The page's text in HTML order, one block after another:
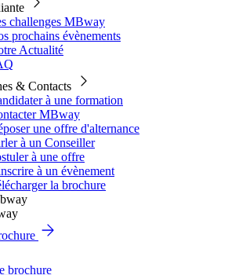
challenges MBway
prochains évènements
Actualité
& Contacts
à une formation
MBway
une offre d'alternance
à un Conseiller
à une offre
à un évènement
la brochure
brochure